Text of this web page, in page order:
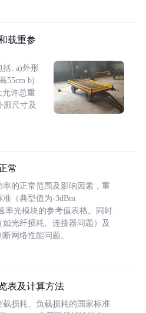
载重参
括: a)外形
55cm b)
允许总重
廓尺寸及
常
的正常范围及影响因素，重
（典型值为-3dBm
率光模块的参考值表格。同时
光纤损耗、连接器问题）及
网络性能问题。
表及计算方法
损耗、负载损耗的国家标准